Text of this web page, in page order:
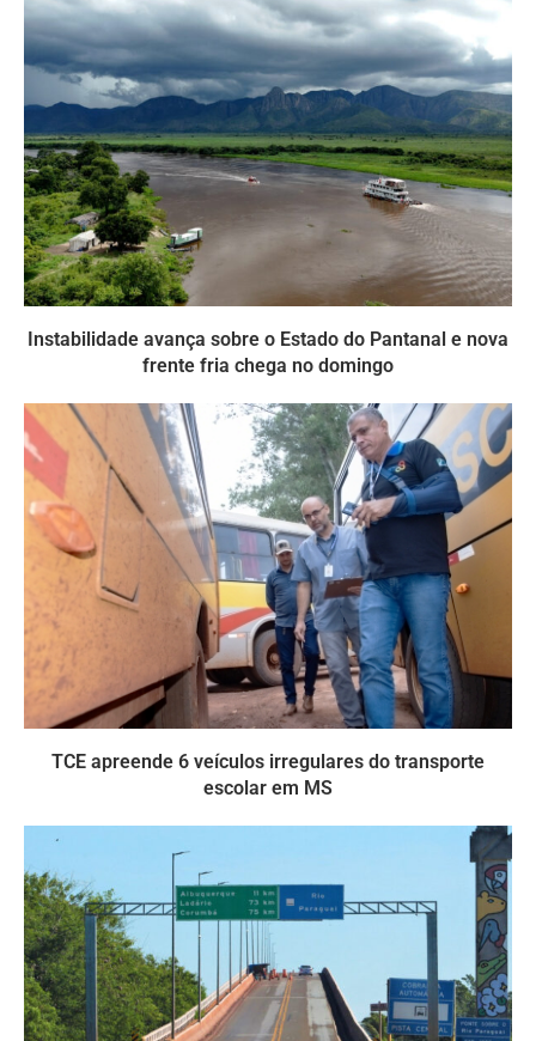
Instabilidade avança sobre o Estado do Pantanal e nova
frente fria chega no domingo
TCE apreende 6 veículos irregulares do transporte
escolar em MS